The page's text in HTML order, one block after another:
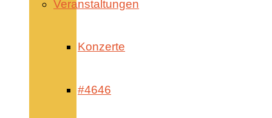
Veranstaltungen
Konzerte
#4646